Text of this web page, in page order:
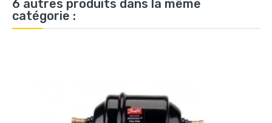
6 autres produits dans la même
catégorie :